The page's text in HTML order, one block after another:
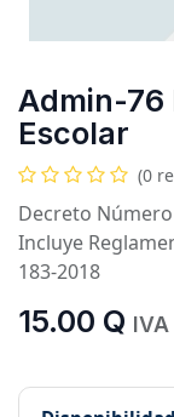
Admin-76
Escolar
(0
Decreto
Incluye
183-2018
15.00 Q